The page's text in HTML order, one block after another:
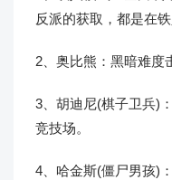
反派的获取，都是在
2、奥比熊：黑暗难度
3、胡迪尼(棋子卫兵)
竞技场。
4、哈金斯(僵尸男孩)